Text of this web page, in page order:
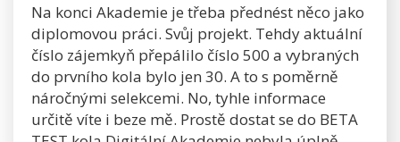
Na konci Akademie je třeba přednést něco jako
diplomovou práci. Svůj projekt. Tehdy aktuální
číslo zájemkyň přepálilo číslo 500 a vybraných
do prvního kola bylo jen 30. A to s poměrně
náročnými selekcemi. No, tyhle informace
určitě víte i beze mě. Prostě dostat se do BETA